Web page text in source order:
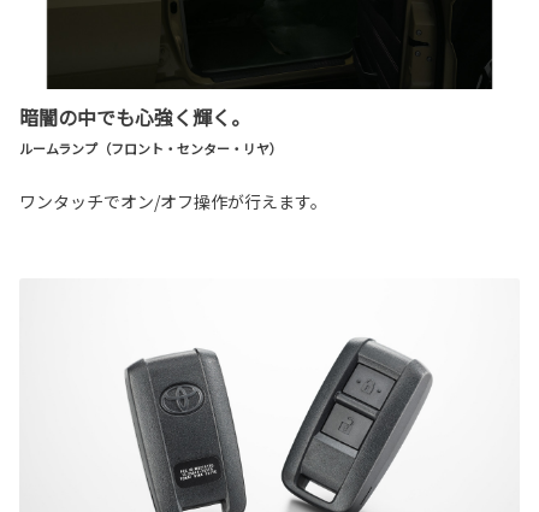
暗闇の中でも心強く輝く。
ルームランプ（フロント・センター・リヤ）
ワンタッチでオン/オフ操作が行えます。